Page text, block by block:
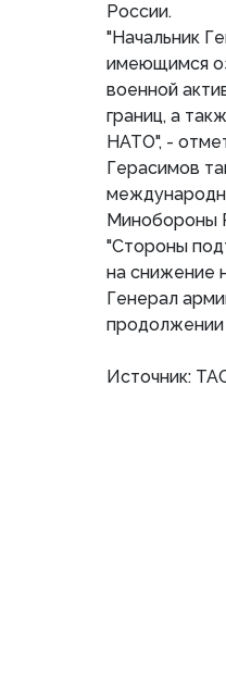
России.
"Начальник
имеющимся
военной
границ, а
НАТО", -
Герасимов
Минобороны
"Стороны
на снижение
Генерал
продолжении
Источник: